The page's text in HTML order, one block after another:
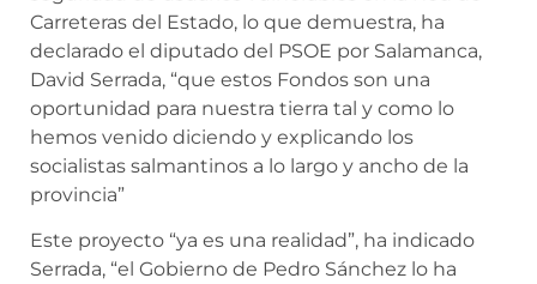
Carreteras del Estado, lo que demuestra, ha
declarado el diputado del PSOE por Salamanca,
David Serrada, “que estos Fondos son una
oportunidad para nuestra tierra tal y como lo
hemos venido diciendo y explicando los
socialistas salmantinos a lo largo y ancho de la
provincia”
Este proyecto “ya es una realidad”, ha indicado
Serrada, “el Gobierno de Pedro Sánchez lo ha